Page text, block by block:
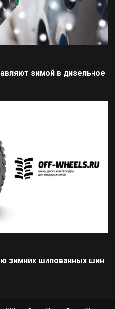
зимой в дизельное
зимних шипованных шин